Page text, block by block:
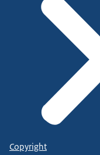
Copyright